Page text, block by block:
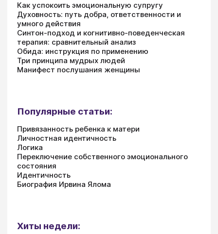
Как успокоить эмоциональную супругу
Духовность: путь добра, ответственности и
умного действия
Синтон-подход и когнитивно-поведенческая
терапия: сравнительный анализ
Обида: инструкция по применению
Три принципа мудрых людей
Манифест послушания женщины
Популярные статьи:
Привязанность ребенка к матери
Личностная идентичность
Логика
Переключение собственного эмоционального
состояния
Идентичность
Биография Ирвина Ялома
Хиты недели: